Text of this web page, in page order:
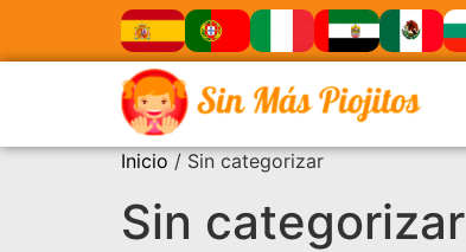
Inicio / Sin categorizar
Sin categorizar